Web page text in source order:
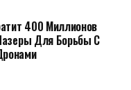
400 Миллионов
Для Борьбы С